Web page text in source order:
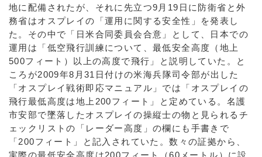
地に配備されたが、それに先立つ9月19日に防衛省と外
務省はオスプレイの「運用に関する安全性」を発表し
た。その中で「日米合同委員会合意」として、日本での
運用は「低空飛行訓練について、最低安全高度（地上
500フィート）以上の高度で飛行」と説明していた。と
ころが2009年8月31日付けの米海兵隊司令部が出した
「オスプレイ戦術即応マニュアル」では「オスプレイの
飛行最低高度は地上200フィート」と定めている。名護
市安部で墜落したオスプレイの操縦士の物と見られるチ
ェックリストの「レーダー高度」の欄にも手書きで
「200フィート」と記入されていた。数々の証拠から、
実際の最低安全高度は200フィート（60メートル）に設